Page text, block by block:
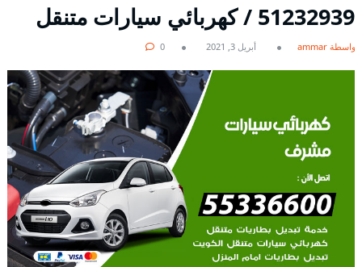
51232939‬ / كهربائي سيارات متنقل
بواسطة ammar أبريل 3, 2021 0